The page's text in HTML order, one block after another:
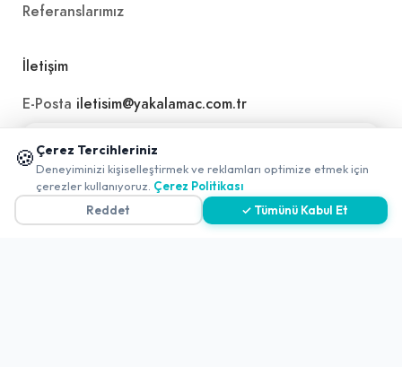
Referanslarımız
İletişim
E-Posta iletisim@yakalamac.com.tr
Doğuş Cad. No:207 Z İç Kapı No:1 Buca/İzmir
🍪 Çerez Tercihleriniz
Deneyiminizi kişiselleştirmek ve reklamları optimize etmek için
çerezler kullanıyoruz. Çerez Politikası
Reddet
✓ Tümünü Kabul Et
📱 Mobil uygulamamızı keşfedin!
✖